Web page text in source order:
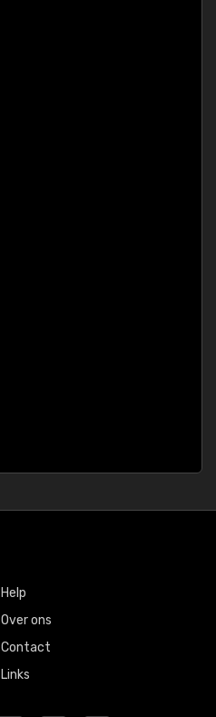
Help
Over ons
Contact
Links